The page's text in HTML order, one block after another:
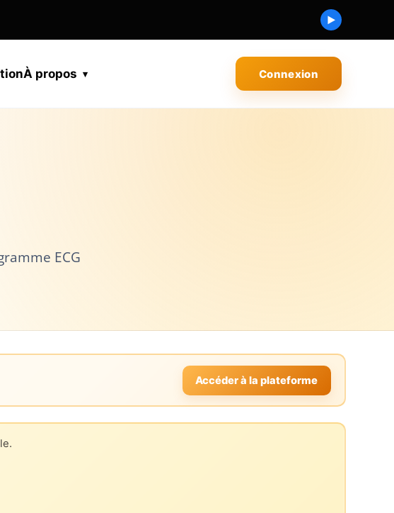
▶
À propos Connexion
ECG
Accéder à la plateforme